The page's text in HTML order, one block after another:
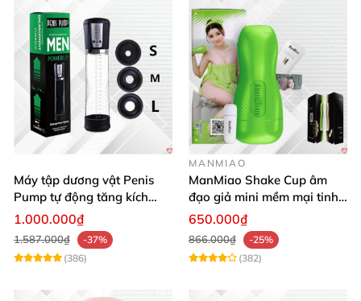
Máy tập dương vật Penis
Pump tự động tăng kích
thước hiệu quả nhanh
1.000.000₫
1.587.000₫
-37%
(386)
MANMIAO
ManMiao Shake Cup âm
đạo giả mini mềm mại tinh
tế kích thích cực đỉnh
650.000₫
866.000₫
-25%
(382)